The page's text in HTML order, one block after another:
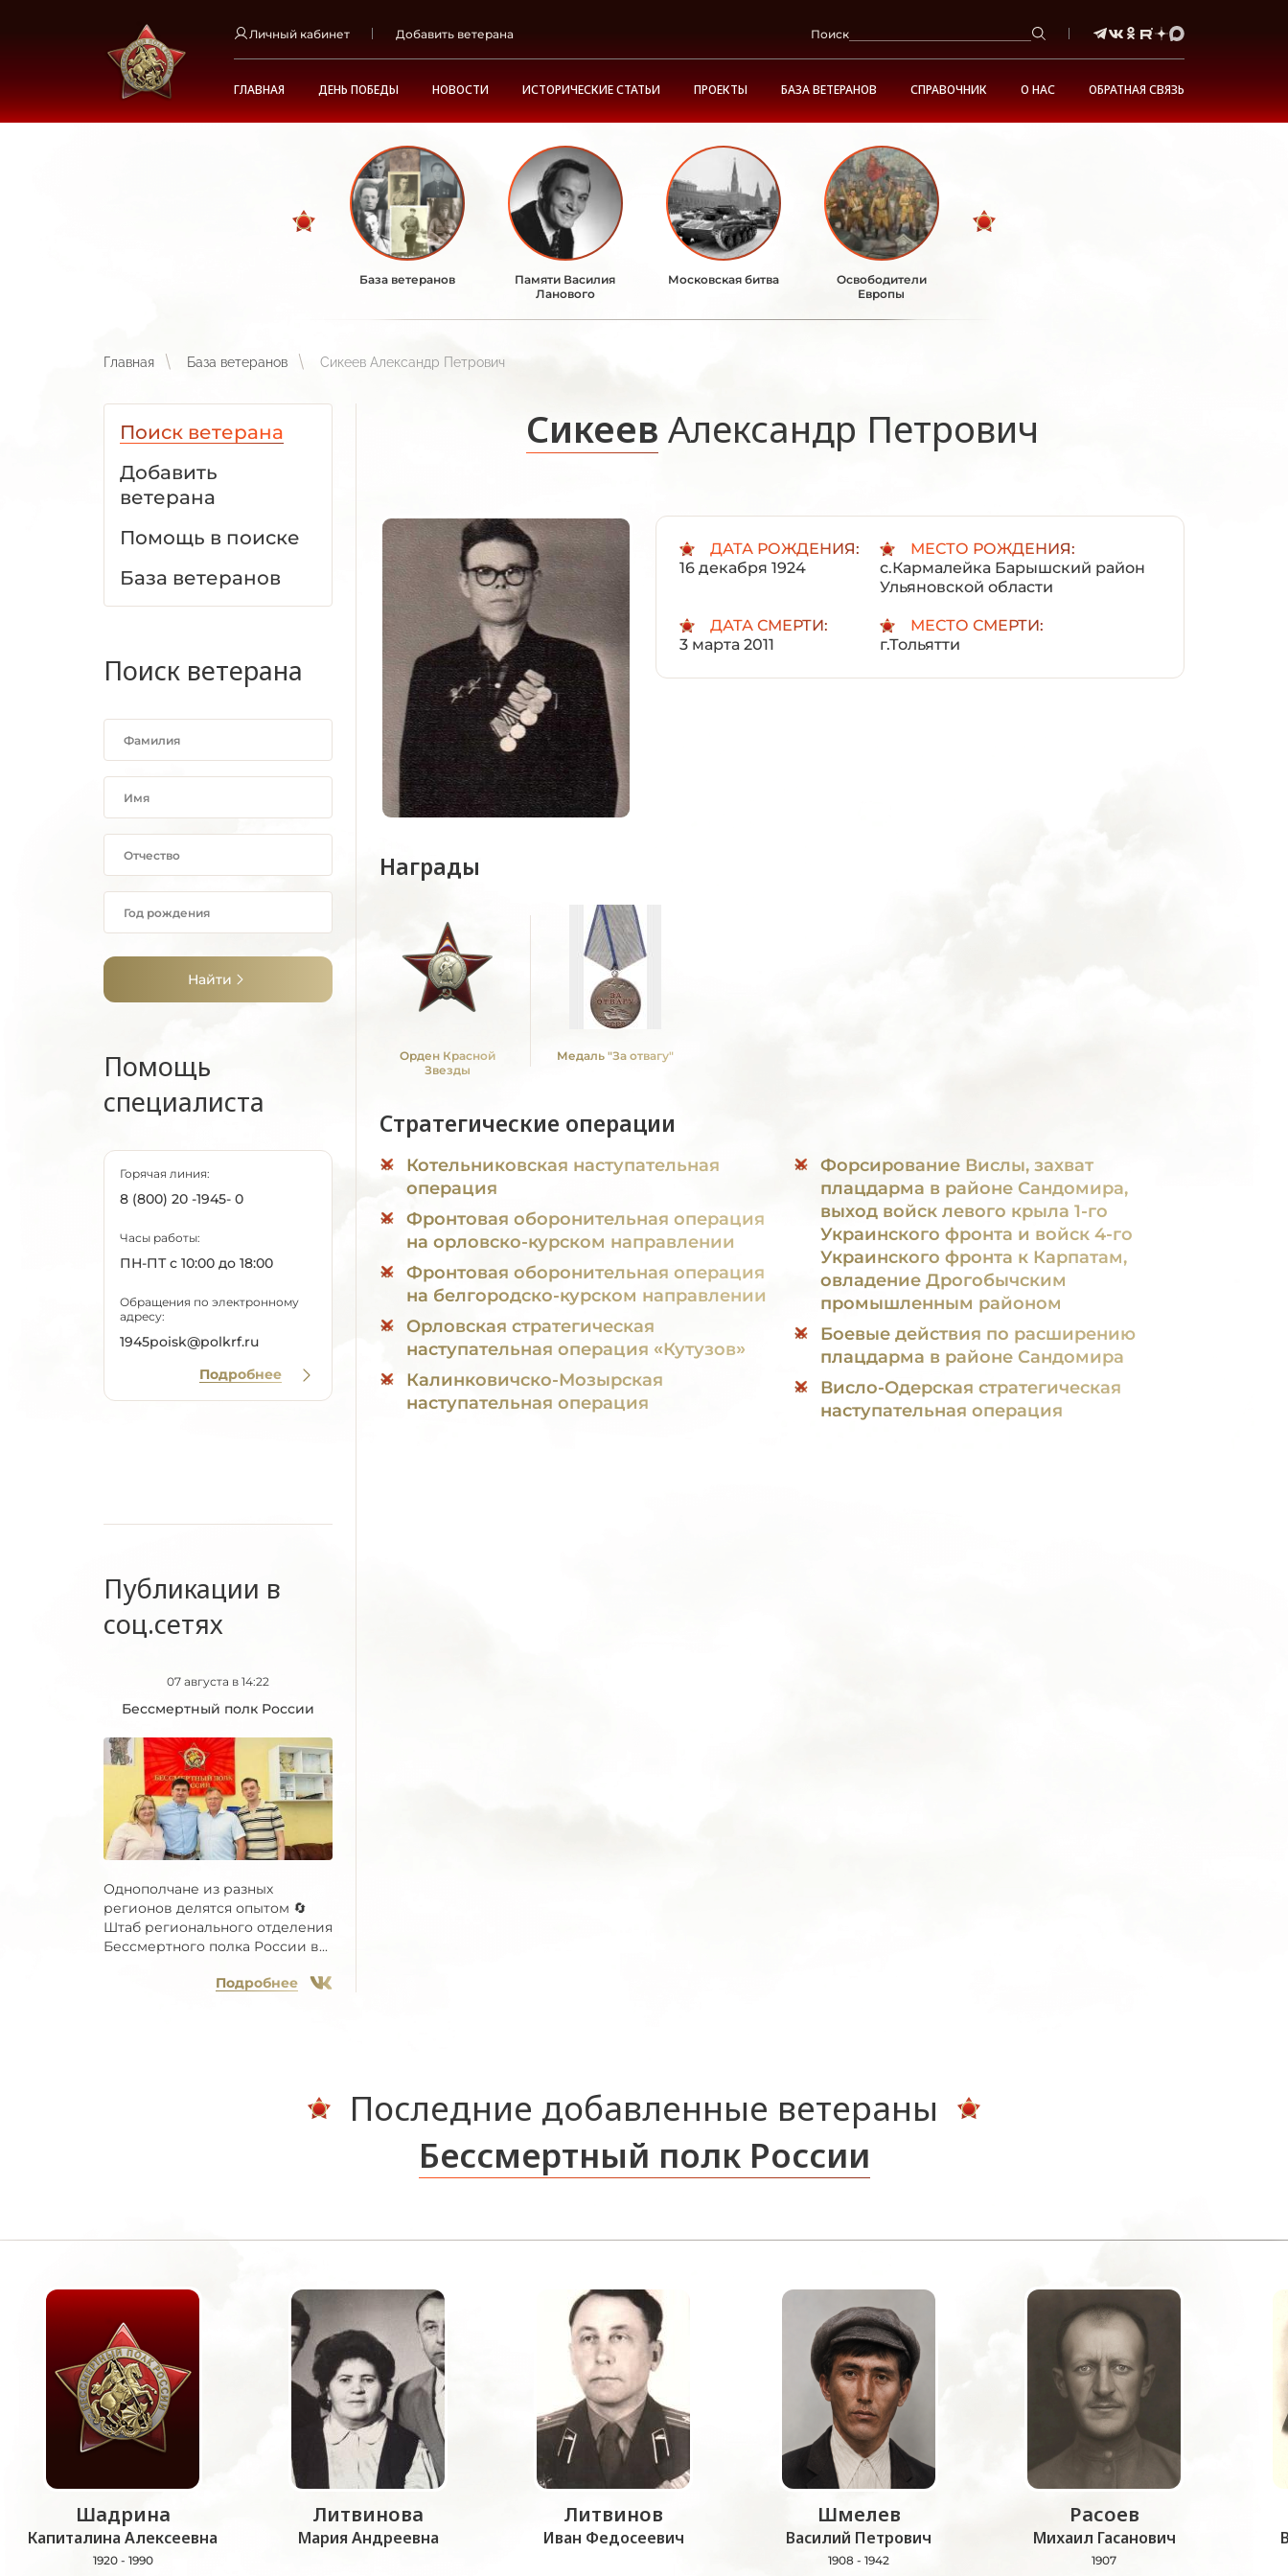
Личный кабинет Добавить ветерана Поиск
ГЛАВНАЯ ДЕНЬ ПОБЕДЫ НОВОСТИ ИСТОРИЧЕСКИЕ СТАТЬИ ПРОЕКТЫ БАЗА ВЕТЕРАНОВ СПРАВОЧНИК О НАС ОБРАТНАЯ СВЯЗЬ
База ветеранов
Памяти Василия
Ланового
Московская битва
Освободители
Европы
Главная База ветеранов Сикеев Александр Петрович
Поиск ветерана
Добавить
ветерана
Помощь в поиске
База ветеранов
Поиск ветерана
Найти
Помощь
специалиста
Горячая линия:
8 (800) 20 -1945- 0
Часы работы:
ПН-ПТ с 10:00 до 18:00
Обращения по электронному
адресу:
1945poisk@polkrf.ru
Подробнее
Публикации в
соц.сетях
07 августа в 14:22
Бессмертный полк России
Однополчане из разных
регионов делятся опытом 🔄
Штаб регионального отделения
Бессмертного полка России в...
Подробнее
Сикеев Александр Петрович
ДАТА РОЖДЕНИЯ:
16 декабря 1924
МЕСТО РОЖДЕНИЯ:
с.Кармалейка Барышский район
Ульяновской области
ДАТА СМЕРТИ:
3 марта 2011
МЕСТО СМЕРТИ:
г.Тольятти
Награды
Орден Красной
Звезды
Медаль "За отвагу"
Стратегические операции
Котельниковская наступательная
операция
Фронтовая оборонительная операция
на орловско-курском направлении
Фронтовая оборонительная операция
на белгородско-курском направлении
Орловская стратегическая
наступательная операция «Кутузов»
Калинковичско-Мозырская
наступательная операция
Форсирование Вислы, захват
плацдарма в районе Сандомира,
выход войск левого крыла 1-го
Украинского фронта и войск 4-го
Украинского фронта к Карпатам,
овладение Дрогобычским
промышленным районом
Боевые действия по расширению
плацдарма в районе Сандомира
Висло-Одерская стратегическая
наступательная операция
Последние добавленные ветераны
Бессмертный полк России
Шадрина
Капиталина Алексеевна
1920 - 1990
Литвинова
Мария Андреевна
Литвинов
Иван Федосеевич
Шмелев
Василий Петрович
1908 - 1942
Расоев
Михаил Гасанович
1907